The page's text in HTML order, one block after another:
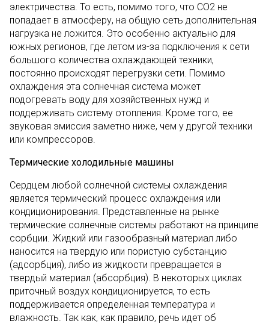
электричества. То есть, помимо того, что СО2 не
попадает в атмосферу, на общую сеть дополнительная
нагрузка не ложится. Это особенно актуально для
южных регионов, где летом из-за подключения к сети
большого количества охлаждающей техники,
постоянно происходят перегрузки сети. Помимо
охлаждения эта солнечная система может
подогревать воду для хозяйственных нужд и
поддерживать систему отопления. Кроме того, ее
звуковая эмиссия заметно ниже, чем у другой техники
или компрессоров.
Термические холодильные машины
Сердцем любой солнечной системы охлаждения
является термический процесс охлаждения или
кондиционирования. Представленные на рынке
термические солнечные системы работают на принципе
сорбции. Жидкий или газообразный материал либо
наносится на твердую или пористую субстанцию
(адсорбция), либо из жидкости превращается в
твердый материал (абсорбция). В некоторых циклах
приточный воздух кондиционируется, то есть
поддерживается определенная температура и
влажность. Так как, как правило, речь идет об